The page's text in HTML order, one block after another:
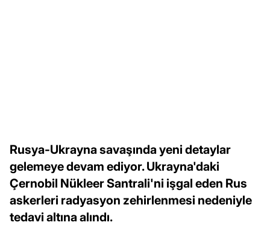
Rusya-Ukrayna savaşında yeni detaylar
gelemeye devam ediyor. Ukrayna'daki
Çernobil Nükleer Santrali'ni işgal eden Rus
askerleri radyasyon zehirlenmesi nedeniyle
tedavi altına alındı.